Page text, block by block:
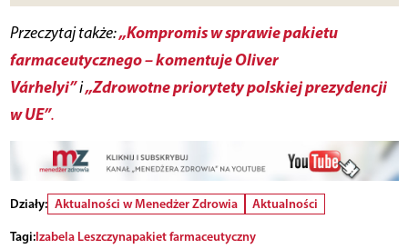
Przeczytaj także:„Kompromis w sprawie pakietu
farmaceutycznego – komentuje Oliver
Várhelyi”i„Zdrowotne priorytety polskiej prezydencji
w UE”.
Działy: Aktualności w Menedżer Zdrowia
Aktualności
Tagi:Izabela Leszczynapakiet farmaceutyczny